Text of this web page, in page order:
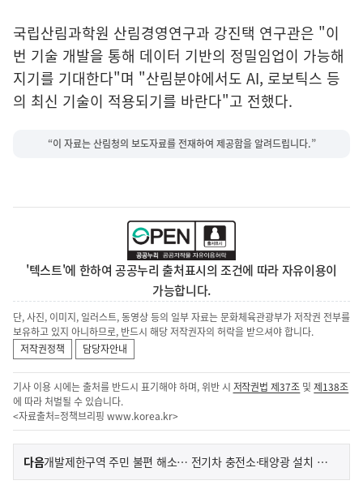
국립산림과학원 산림경영연구과 강진택 연구관은 "이
번 기술 개발을 통해 데이터 기반의 정밀임업이 가능해
지기를 기대한다"며 "산림분야에서도 AI, 로보틱스 등
의 최신 기술이 적용되기를 바란다"고 전했다.
“이 자료는 산림청의 보도자료를 전재하여 제공함을 알려드립니다.”
'텍스트'에 한하여 공공누리 출처표시의 조건에 따라 자유이용이
가능합니다.
단, 사진, 이미지, 일러스트, 동영상 등의 일부 자료는 문화체육관광부가 저작권 전부를
보유하고 있지 아니하므로, 반드시 해당 저작권자의 허락을 받으셔야 합니다.
저작권정책
담당자안내
기사 이용 시에는 출처를 반드시 표기해야 하며, 위반 시 저작권법 제37조 및제138조
에 따라 처벌될 수 있습니다.
<자료출처=정책브리핑 www.korea.kr>
이
전
다음기
사
개발제한구역 주민 불편 해소… 전기차 충전소·태양광 설치 쉬워진다